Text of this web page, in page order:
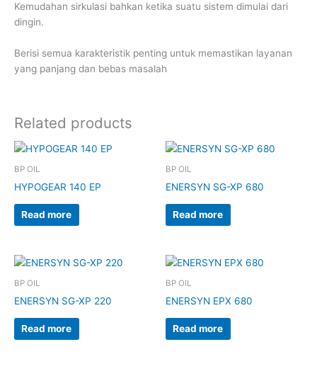
Kemudahan sirkulasi bahkan ketika suatu sistem dimulai dari
dingin.
Berisi semua karakteristik penting untuk memastikan layanan
yang panjang dan bebas masalah
Related products
BP OIL
HYPOGEAR 140 EP
Read more
BP OIL
ENERSYN SG-XP 680
Read more
BP OIL
ENERSYN SG-XP 220
Read more
BP OIL
ENERSYN EPX 680
Read more